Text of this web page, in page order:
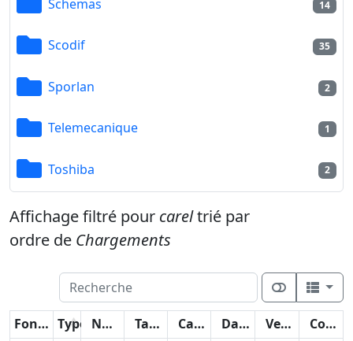
Schemas 14
Scodif 35
Sporlan 2
Telemecanique 1
Toshiba 2
Affichage filtré pour careltrié par
ordre de Chargements
Fonctions Type Nom Taille Catégorie Date Version Compteur